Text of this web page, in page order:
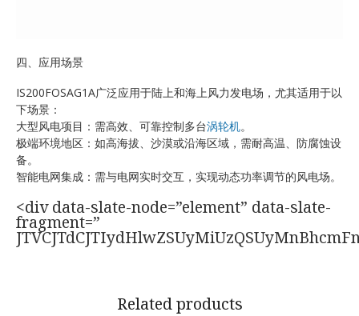
四、应用场景
IS200FOSAG1A广泛应用于陆上和海上风力发电场，尤其适用于以
下场景：
大型风电项目：需高效、可靠控制多台涡轮机。
极端环境地区：如高海拔、沙漠或沿海区域，需耐高温、防腐蚀设
备。
智能电网集成：需与电网实时交互，实现动态功率调节的风电场。
<div data-slate-node=”element” data-slate-
fragment=”
Related products